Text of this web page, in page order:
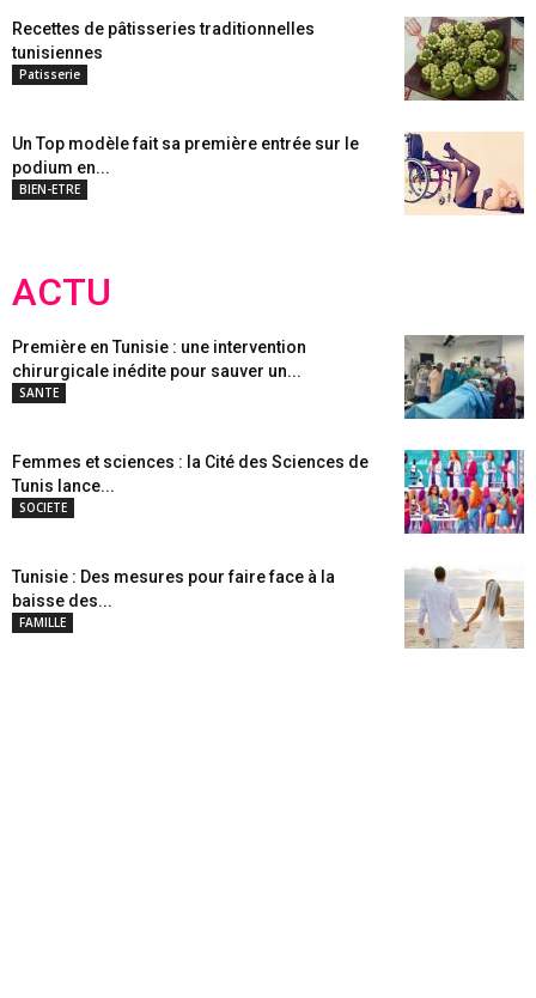
Recettes de pâtisseries traditionnelles
tunisiennes
Patisserie
Un Top modèle fait sa première entrée sur le
podium en...
BIEN-ETRE
ACTU
Première en Tunisie : une intervention
chirurgicale inédite pour sauver un...
SANTE
Femmes et sciences : la Cité des Sciences de
Tunis lance...
SOCIETE
Tunisie : Des mesures pour faire face à la
baisse des...
FAMILLE